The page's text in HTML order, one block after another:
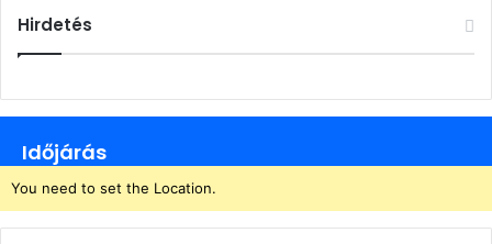
Hirdetés
Időjárás
You need to set the Location.